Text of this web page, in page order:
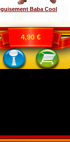
Baba Cool
4,90 €